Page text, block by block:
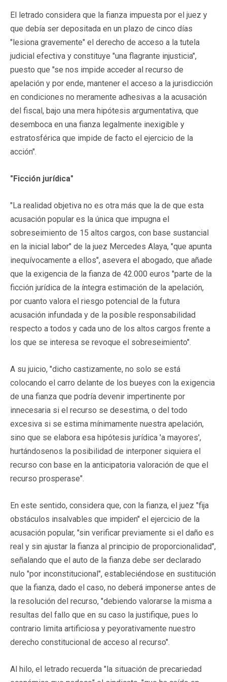
El letrado considera que la fianza impuesta por el juez y
que debía ser depositada en un plazo de cinco días
"lesiona gravemente" el derecho de acceso a la tutela
judicial efectiva y constituye "una flagrante injusticia",
puesto que "se nos impide acceder al recurso de
apelación y por ende, mantener el acceso a la jurisdicción
en condiciones no meramente adhesivas a la acusación
del fiscal, bajo una mera hipótesis argumentativa, que
desemboca en una fianza legalmente inexigible y
estratosférica que impide de facto el ejercicio de la
acción".
"Ficción jurídica"
"La realidad objetiva no es otra más que la de que esta
acusación popular es la única que impugna el
sobreseimiento de 15 altos cargos, con base sustancial
en la inicial labor" de la juez Mercedes Alaya, "que apunta
inequívocamente a ellos", asevera el abogado, que añade
que la exigencia de la fianza de 42.000 euros "parte de la
ficción jurídica de la íntegra estimación de la apelación,
por cuanto valora el riesgo potencial de la futura
acusación infundada y de la posible responsabilidad
respecto a todos y cada uno de los altos cargos frente a
los que se interesa se revoque el sobreseimiento".
A su juicio, "dicho castizamente, no solo se está
colocando el carro delante de los bueyes con la exigencia
de una fianza que podría devenir impertinente por
innecesaria si el recurso se desestima, o del todo
excesiva si se estima mínimamente nuestra apelación,
sino que se elabora esa hipótesis jurídica 'a mayores',
hurtándosenos la posibilidad de interponer siquiera el
recurso con base en la anticipatoria valoración de que el
recurso prosperase".
En este sentido, considera que, con la fianza, el juez "fija
obstáculos insalvables que impiden" el ejercicio de la
acusación popular, "sin verificar previamente si el daño es
real y sin ajustar la fianza al principio de proporcionalidad",
señalando que el auto de la fianza debe ser declarado
nulo "por inconstitucional", estableciéndose en sustitución
que la fianza, dado el caso, no deberá imponerse antes de
la resolución del recurso, "debiendo valorarse la misma a
resultas del fallo que en su caso la justifique, pues lo
contrario limita artificiosa y peyorativamente nuestro
derecho constitucional de acceso al recurso".
Al hilo, el letrado recuerda "la situación de precariedad